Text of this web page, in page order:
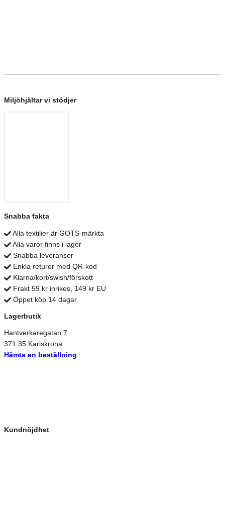
Miljöhjältar vi stödjer
Snabba fakta
Alla textilier är GOTS-märkta
Alla varor finns i lager
Snabba leveranser
Enkla returer med QR-kod
Klarna/kort/swish/förskott
Frakt 59 kr inrikes, 149 kr EU
Öppet köp 14 dagar
Lagerbutik
Hantverkaregatan 7
371 35 Karlskrona
Hämta en beställning
Kundnöjdhet